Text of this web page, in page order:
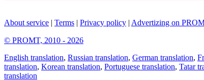
About service | Terms | Privacy policy | Advertizing on
© PROMT, 2010 - 2026
English translation, Russian translation, German translation,
translation, Korean translation, Portuguese translation, Tatar
translation